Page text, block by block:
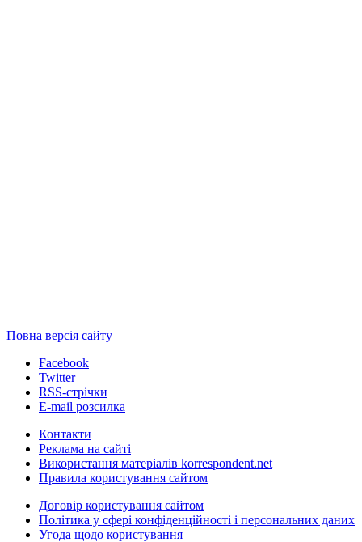
Повна версія сайту
Facebook
Twitter
RSS-стрічки
E-mail розсилка
Контакти
Реклама на сайті
Використання матеріалів korrespondent.net
Правила користування сайтом
Договір користування сайтом
Політика у сфері конфіденційності і персональних даних
Угода щодо користування